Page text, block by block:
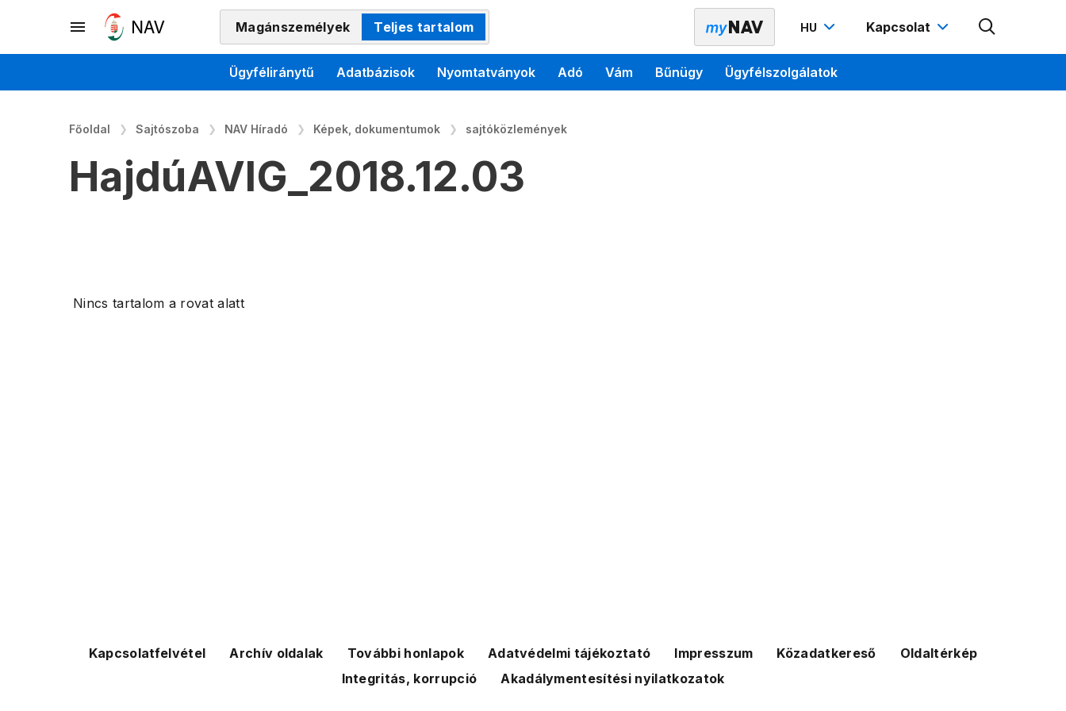
Magánszemélyek Teljes tartalom HU Kapcsolat
Ügyféliránytű Adatbázisok Nyomtatványok Adó Vám Bűnügy Ügyfélszolgálatok
Főoldal Sajtószoba NAV Híradó Képek, dokumentumok sajtóközlemények
HajdúAVIG_2018.12.03
Nincs tartalom a rovat alatt
Kapcsolatfelvétel Archív oldalak További honlapok Adatvédelmi tájékoztató Impresszum Közadatkereső
Oldaltérkép
Integritás, korrupció
Akadálymentesítési nyilatkozatok